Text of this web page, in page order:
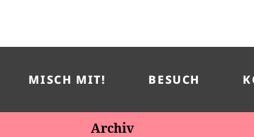
MISCH MIT! BESUCH
Archiv